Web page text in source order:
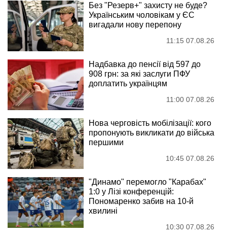
Без "Резерв+" захисту не буде?
Українським чоловікам у ЄС
вигадали нову перепону
11:15 07.08.26
Надбавка до пенсії від 597 до
908 грн: за які заслуги ПФУ
доплатить українцям
11:00 07.08.26
Нова черговість мобілізації: кого
пропонують викликати до війська
першими
10:45 07.08.26
"Динамо" перемогло "Карабах"
1:0 у Лізі конференцій:
Пономаренко забив на 10-й
хвилині
10:30 07.08.26